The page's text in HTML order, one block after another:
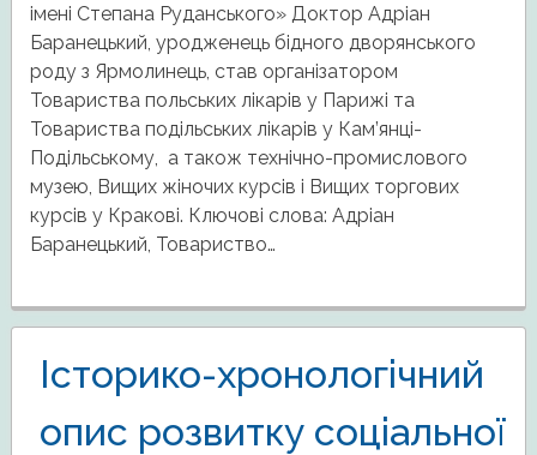
імені Степана Руданського» Доктор Адріан
Баранецький, уродженець бідного дворянського
роду з Ярмолинець, став організатором
Товариства польських лікарів у Парижі та
Товариства подільських лікарів у Кам’янці-
Подільському, а також технічно-промислового
музею, Вищих жіночих курсів і Вищих торгових
курсів у Кракові. Ключові слова: Адріан
Баранецький, Товариство…
Історико-хронологічний
опис розвитку соціальної